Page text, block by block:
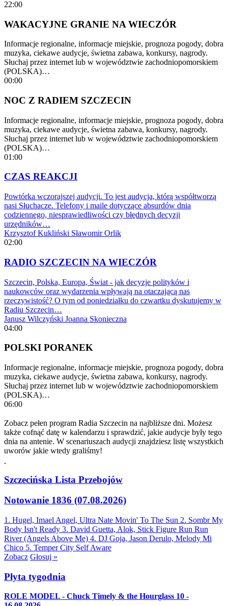
22:00
WAKACYJNE GRANIE NA WIECZÓR
Informacje regionalne, informacje miejskie, prognoza pogody, dobra
muzyka, ciekawe audycje, świetna zabawa, konkursy, nagrody.
Słuchaj przez internet lub w województwie zachodniopomorskiem
(POLSKA)…
00:00
NOC Z RADIEM SZCZECIN
Informacje regionalne, informacje miejskie, prognoza pogody, dobra
muzyka, ciekawe audycje, świetna zabawa, konkursy, nagrody.
Słuchaj przez internet lub w województwie zachodniopomorskiem
(POLSKA)…
01:00
CZAS REAKCJI
Powtórka wczorajszej audycji. To jest audycja, którą współtworzą
nasi Słuchacze. Telefony i maile dotyczące absurdów dnia
codziennego, niesprawiedliwości czy błędnych decyzji
urzędników…
Krzysztof Kukliński Sławomir Orlik
02:00
RADIO SZCZECIN NA WIECZÓR
Szczecin, Polska, Europa, Świat - jak decyzje polityków i
naukowców oraz wydarzenia wpływają na otaczającą nas
rzeczywistość? O tym od poniedziałku do czwartku dyskutujemy w
Radiu Szczecin…
Janusz Wilczyński Joanna Skonieczna
04:00
POLSKI PORANEK
Informacje regionalne, informacje miejskie, prognoza pogody, dobra
muzyka, ciekawe audycje, świetna zabawa, konkursy, nagrody.
Słuchaj przez internet lub w województwie zachodniopomorskiem
(POLSKA)…
06:00
Zobacz pełen program Radia Szczecin na najbliższe dni. Możesz
także cofnąć datę w kalendarzu i sprawdzić, jakie audycje były tego
dnia na antenie. W scenariuszach audycji znajdziesz listę wszystkich
uworów jakie wtedy graliśmy!
Szczecińska Lista Przebojów
Notowanie 1836 (07.08.2026)
1. Hugel, Imael Angel, Ultra Nate Movin' To The Sun 2. Sombr My
Body Isn't Ready 3. David Guetta, Alok, Stick Figure Run Run
River (Angels Above Me) 4. DJ Goja, Jason Derulo, Melody Mi
Chico 5. Temper City Self Aware
Zobacz Głosuj »
Płyta tygodnia
ROLE MODEL - Chuck Timely & the Hourglass 10 -